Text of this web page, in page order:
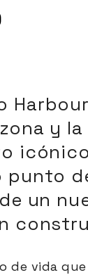
y
punto
un
de vida